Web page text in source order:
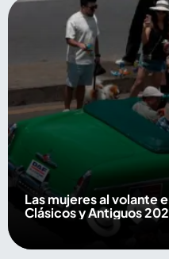
Las mujeres al volante
Clásicos y Antiguos